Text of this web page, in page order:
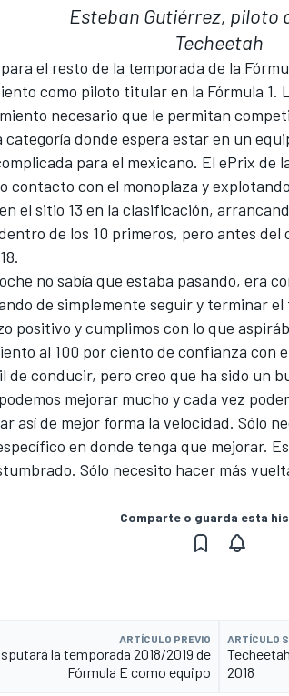
Esteban Gutiérrez, piloto
Techeetah
el resto de la temporada de la
como piloto titular en la Fórmula 1.
necesario que le permitan
categoría donde espera estar en un
para el mexicano. El ePrix de
contacto con el monoplaza y
el sitio 13 en la clasificación,
de los 10 primeros, pero antes del
no sabía que estaba pasando, era
de simplemente seguir y terminar el
positivo y cumplimos con lo que
al 100 por ciento de confianza con
conducir, pero creo que ha sido un
mejorar mucho y cada vez
así de mejor forma la velocidad. Sólo
en donde tenga que mejorar.
Sólo necesito hacer más
Comparte o guarda esta
ARTÍCULO PREVIO
la temporada 2018/2019 de
Fórmula E como equipo
ARTÍCULO
2018